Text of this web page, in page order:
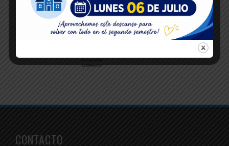
CONTACTO